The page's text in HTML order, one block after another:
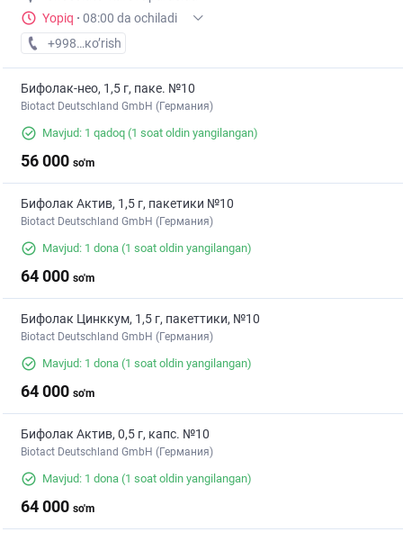
Yopiq · 08:00 da ochiladi
+998 (90) XXX-XX-XX
кo’rish
Бифолак-нео, 1,5 г, паке. №10
Biotact Deutschland GmbH (Германия)
Mavjud: 1 qadoq (1 soat oldin yangilangan)
56 000 so'm
Бифолак Актив, 1,5 г, пакетики №10
Biotact Deutschland GmbH (Германия)
Mavjud: 1 dona (1 soat oldin yangilangan)
64 000 so'm
Бифолак Цинккум, 1,5 г, пакеттики, №10
Biotact Deutschland GmbH (Германия)
Mavjud: 1 dona (1 soat oldin yangilangan)
64 000 so'm
Бифолак Актив, 0,5 г, капс. №10
Biotact Deutschland GmbH (Германия)
Mavjud: 1 dona (1 soat oldin yangilangan)
64 000 so'm